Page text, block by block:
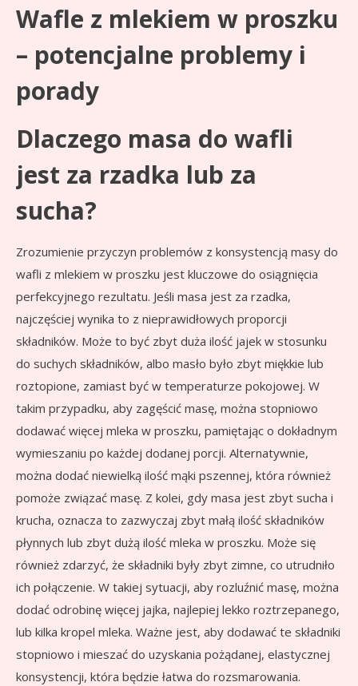
Wafle z mlekiem w proszku
– potencjalne problemy i
porady
Dlaczego masa do wafli
jest za rzadka lub za
sucha?
Zrozumienie przyczyn problemów z konsystencją masy do
wafli z mlekiem w proszku jest kluczowe do osiągnięcia
perfekcyjnego rezultatu. Jeśli masa jest za rzadka,
najczęściej wynika to z nieprawidłowych proporcji
składników. Może to być zbyt duża ilość jajek w stosunku
do suchych składników, albo masło było zbyt miękkie lub
roztopione, zamiast być w temperaturze pokojowej. W
takim przypadku, aby zagęścić masę, można stopniowo
dodawać więcej mleka w proszku, pamiętając o dokładnym
wymieszaniu po każdej dodanej porcji. Alternatywnie,
można dodać niewielką ilość mąki pszennej, która również
pomoże związać masę. Z kolei, gdy masa jest zbyt sucha i
krucha, oznacza to zazwyczaj zbyt małą ilość składników
płynnych lub zbyt dużą ilość mleka w proszku. Może się
również zdarzyć, że składniki były zbyt zimne, co utrudniło
ich połączenie. W takiej sytuacji, aby rozluźnić masę, można
dodać odrobinę więcej jajka, najlepiej lekko roztrzepanego,
lub kilka kropel mleka. Ważne jest, aby dodawać te składniki
stopniowo i mieszać do uzyskania pożądanej, elastycznej
konsystencji, która będzie łatwa do rozsmarowania.